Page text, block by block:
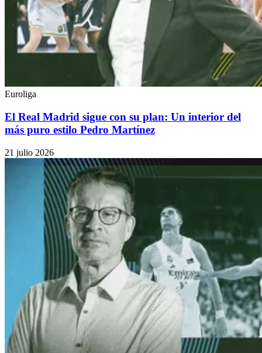
Euroliga
El Real Madrid sigue con su plan: Un interior del
más puro estilo Pedro Martínez
21 julio 2026